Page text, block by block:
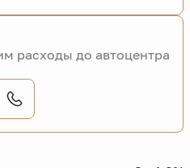
расходы до автоцентра